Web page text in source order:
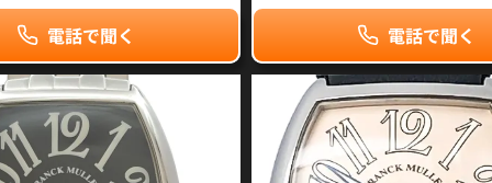
電話で聞く
電話で聞く